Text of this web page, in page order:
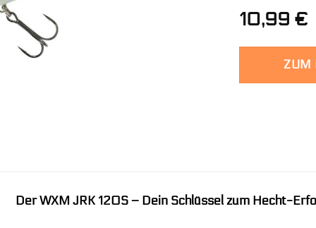
10,99€
ZUM
Der WXM JRK 120S – Dein Schlüssel zum Hecht-